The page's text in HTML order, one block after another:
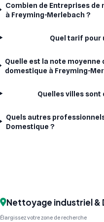
Combien de Entreprises
à Freyming-Merlebach ?
Quel tarif pour
Quelle est la note
domestique à Freyming-
Quelles villes
Quels autres
Domestique ?
Nettoyage industriel &
Élargissez votre zone de recherche